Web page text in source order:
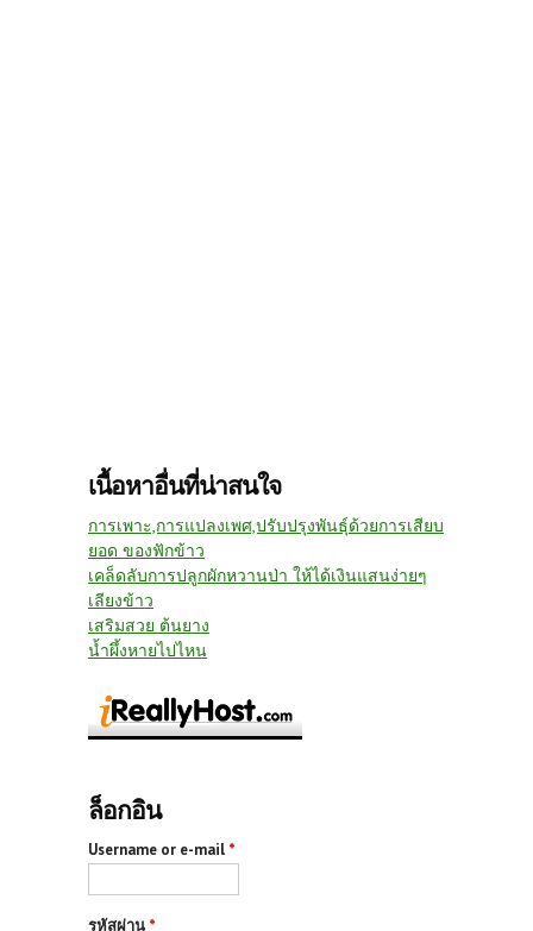
เนื้อหาอื่นที่น่าสนใจ
การเพาะ,การแปลงเพศ,ปรับปรุงพันธุ์ด้วยการเสียบ
ยอด ของฟักข้าว
เคล็ดลับการปลูกผักหวานป่า ให้ได้เงินแสนง่ายๆ
เลียงข้าว
เสริมสวย ต้นยาง
น้ำผึ้งหายไปไหน
ล็อกอิน
Username or e-mail *
รหัสผ่าน *